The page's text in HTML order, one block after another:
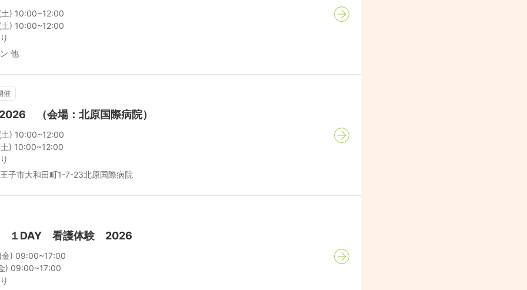
) 10:00~12:00
) 10:00~12:00
他
催
（会場：北原国際病院）
) 10:00~12:00
) 10:00~12:00
子市大和田町1-7-23北原国際病院
１DAY 看護体験 2026
) 09:00~17:00
) 09:00~17:00